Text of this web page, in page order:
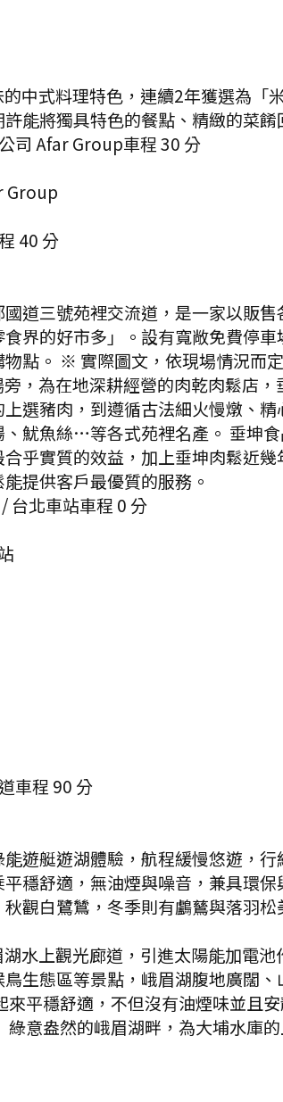
中式料理特色，連續2年獲選為「
能將獨具特色的餐點、精緻的菜餚
司 Afar Group車程30 分
Group
40 分
道三號苑裡交流道，是一家以販
界的好市多」。設有寬敞免費停
點。 ※ 實際圖文，依現場情況而定
，為在地深耕經營的肉乾肉鬆店
選豬肉，到遵循古法細火慢燉、
魷魚絲…等各式苑裡名產。 垂坤
乎實質的效益，加上垂坤肉鬆近
提供客戶最優質的服務。
台北車站車程 0 分
車程 90 分
遊艇遊湖體驗，航程緩慢悠遊，
穩舒適，無油煙與噪音，兼具環
觀白鷺鷥，冬季則有鸕鶿與落羽
水上觀光廊道，引進太陽能加電
生態區等景點，峨眉湖腹地廣闊
平穩舒適，不但沒有油煙味並且
意盎然的峨眉湖畔，為大埔水庫